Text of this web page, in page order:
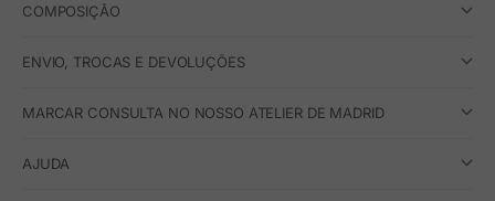
COMPOSIÇÃO
ENVIO, TROCAS E DEVOLUÇÕES
MARCAR CONSULTA NO NOSSO ATELIER DE MADRID
AJUDA